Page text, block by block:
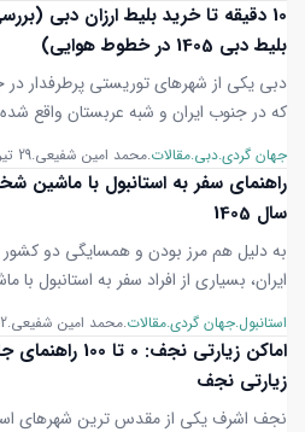
10 دقیقه تا خرید بلیط ارزان دبی
بلیط دبی 1405 در خطوط هوایی)
دبی یکی از شهرهای توریستی پرطرفدار
که در جنوب ایران و شبه عربستان واقع
جهان گردیدبی مقالات محمد امین شفیعی 29 تیر 1405
راهنمای سفر به استانبول با ماشین
سال 1405
به دلیل هم مرز بودن و همسایگی دو کشور
ایران، بسیاری از افراد سفر به استانبول با
استانبول جهان گردیمقالات محمد امین شفیعی 22
اماکن زیارتی نجف: 0 تا
زیارتی نجف
نجف اشرف یکی از مقدس ترین شهرهای